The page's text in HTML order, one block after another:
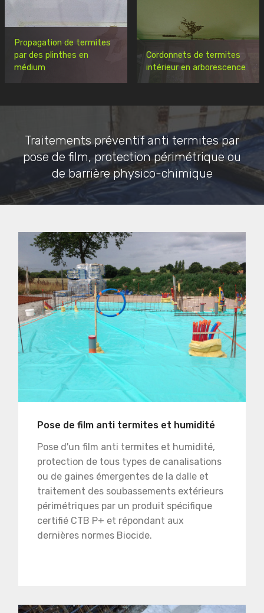
Propagation de termites
par des plinthes en
médium
Cordonnets de termites
intérieur en arborescence
Traitements préventif anti termites par
pose de film, protection périmétrique ou
de barrière physico-chimique
Pose de film anti termites et humidité
Pose d'un film anti termites et humidité,
protection de tous types de canalisations
ou de gaines émergentes de la dalle et
traitement des soubassements extérieurs
périmétriques par un produit spécifique
certifié CTB P+ et répondant aux
dernières normes Biocide.